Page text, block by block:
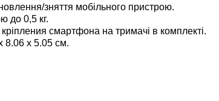
зняття мобільного пристрою.
до 0,5 кг.
смартфона на тримачі в комплекті.
8.06 x 5.05 см.